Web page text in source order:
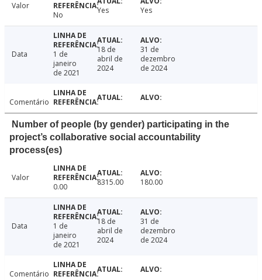
Valor
No
Yes Yes
Data
1 de
janeiro
de 2021
18 de
abril de
2024
31 de
dezembro
de 2024
Comentário
Number of people (by gender) participating in the
project’s collaborative social accountability
process(es)
Valor
0.00
8315.00 180.00
Data
1 de
janeiro
de 2021
18 de
abril de
2024
31 de
dezembro
de 2024
Comentário